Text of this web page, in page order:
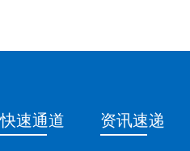
快速通道 资讯速递